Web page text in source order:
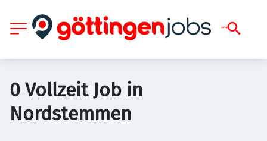
0 Vollzeit Job in
Nordstemmen